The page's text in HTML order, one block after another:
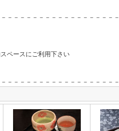
－－－－－－－－－－－－－－－－－
ペースにご利用下さい
－－－－－－－－－－－－－－－－－